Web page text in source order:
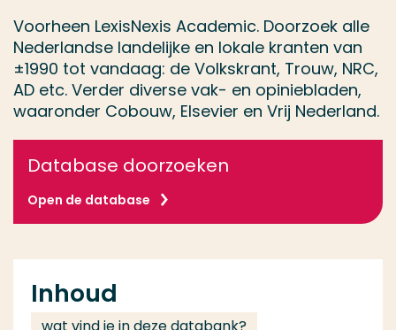
Voorheen LexisNexis Academic. Doorzoek alle
Nederlandse landelijke en lokale kranten van
±1990 tot vandaag: de Volkskrant, Trouw, NRC,
AD etc. Verder diverse vak- en opiniebladen,
waaronder Cobouw, Elsevier en Vrij Nederland.
Database doorzoeken
Open de database
Inhoud